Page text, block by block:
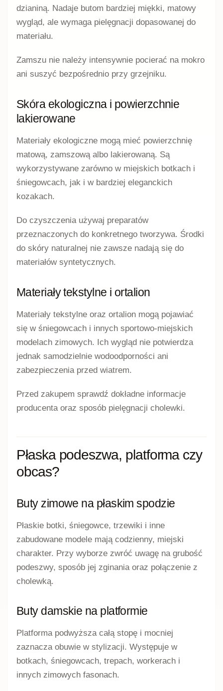
dzianiną. Nadaje butom bardziej miękki, matowy
wygląd, ale wymaga pielęgnacji dopasowanej do
materiału.
Zamszu nie należy intensywnie pocierać na mokro
ani suszyć bezpośrednio przy grzejniku.
Skóra ekologiczna i powierzchnie
lakierowane
Materiały ekologiczne mogą mieć powierzchnię
matową, zamszową albo lakierowaną. Są
wykorzystywane zarówno w miejskich botkach i
śniegowcach, jak i w bardziej eleganckich
kozakach.
Do czyszczenia używaj preparatów
przeznaczonych do konkretnego tworzywa. Środki
do skóry naturalnej nie zawsze nadają się do
materiałów syntetycznych.
Materiały tekstylne i ortalion
Materiały tekstylne oraz ortalion mogą pojawiać
się w śniegowcach i innych sportowo-miejskich
modelach zimowych. Ich wygląd nie potwierdza
jednak samodzielnie wodoodporności ani
zabezpieczenia przed wiatrem.
Przed zakupem sprawdź dokładne informacje
producenta oraz sposób pielęgnacji cholewki.
Płaska podeszwa, platforma czy
obcas?
Buty zimowe na płaskim spodzie
Płaskie botki, śniegowce, trzewiki i inne
zabudowane modele mają codzienny, miejski
charakter. Przy wyborze zwróć uwagę na grubość
podeszwy, sposób jej zginania oraz połączenie z
cholewką.
Buty damskie na platformie
Platforma podwyższa całą stopę i mocniej
zaznacza obuwie w stylizacji. Występuje w
botkach, śniegowcach, trepach, workerach i
innych zimowych fasonach.